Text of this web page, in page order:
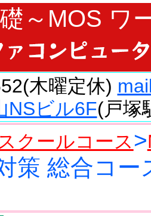
～MOS ワ
木曜定休)
NSビル6F(戸塚
クールコース>
総合コー